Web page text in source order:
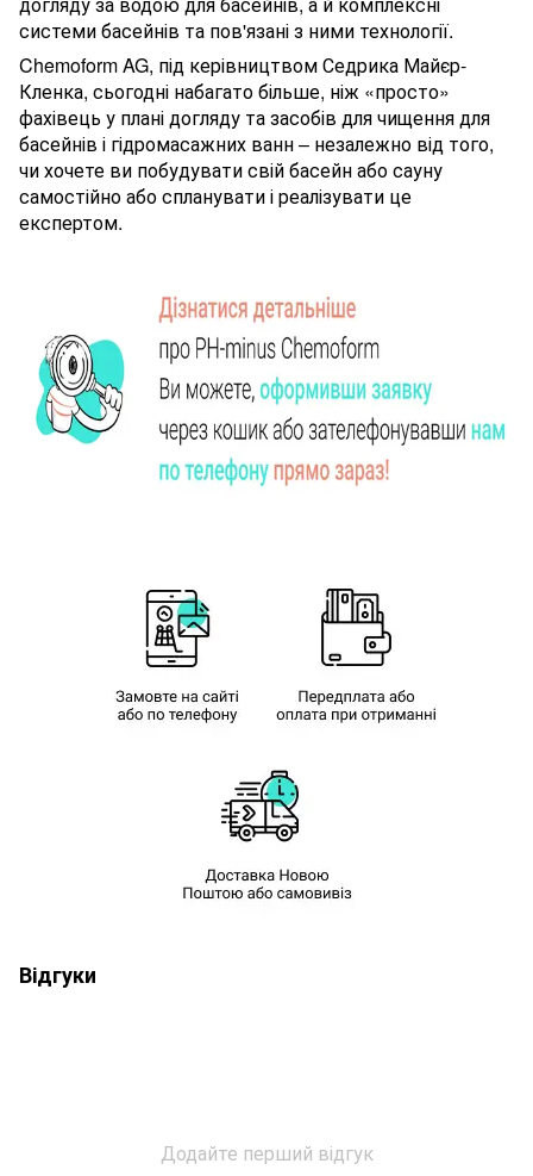
системи басейнів та пов'язані з ними технології.
Chemoform AG, під керівництвом Седрика Майєр-
Кленка, сьогодні набагато більше, ніж «просто»
фахівець у плані догляду та засобів для чищення для
басейнів і гідромасажних ванн – незалежно від того,
чи хочете ви побудувати свій басейн або сауну
самостійно або спланувати і реалізувати це
експертом.
Відгуки
Додайте перший відгук